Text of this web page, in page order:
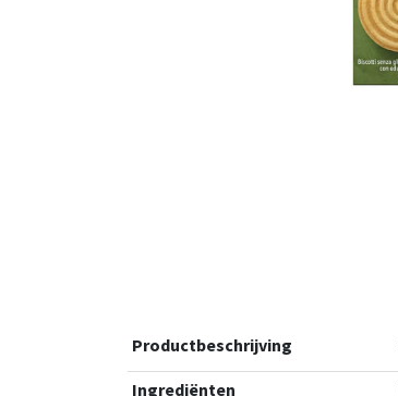
Productbeschrijving
Ingrediënten